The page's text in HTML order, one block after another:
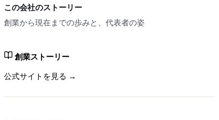
この会社のストーリー
創業から現在までの歩みと、代表者の姿
創業ストーリー
公式サイトを見る →